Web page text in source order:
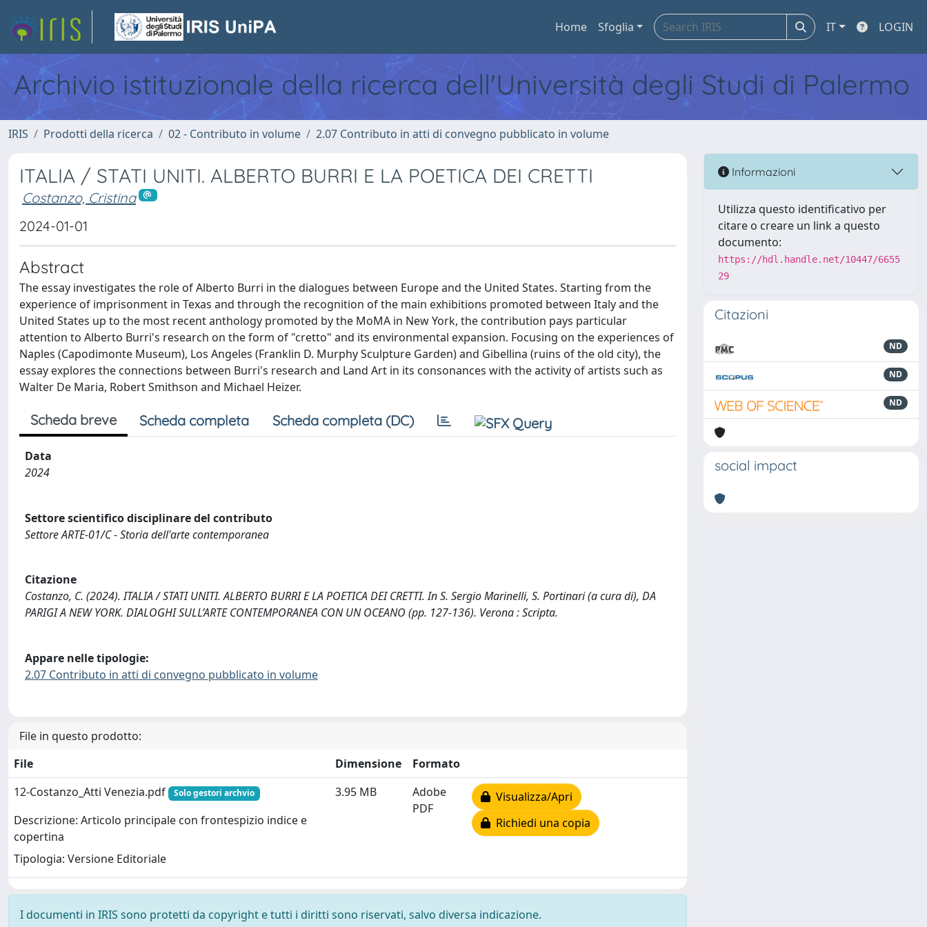
Home Sfoglia IT LOGIN
Archivio istituzionale della ricerca dell'Università degli Studi di Palermo
IRIS Prodotti della ricerca 02 - Contributo in volume 2.07 Contributo in atti di convegno pubblicato in volume
ITALIA / STATI UNITI. ALBERTO BURRI E LA POETICA DEI CRETTI
Costanzo, Cristina
2024-01-01
Abstract
The essay investigates the role of Alberto Burri in the dialogues between Europe and the United States. Starting from the
experience of imprisonment in Texas and through the recognition of the main exhibitions promoted between Italy and the
United States up to the most recent anthology promoted by the MoMA in New York, the contribution pays particular
attention to Alberto Burri's research on the form of "cretto" and its environmental expansion. Focusing on the experiences of
Naples (Capodimonte Museum), Los Angeles (Franklin D. Murphy Sculpture Garden) and Gibellina (ruins of the old city), the
essay explores the connections between Burri's research and Land Art in its consonances with the activity of artists such as
Walter De Maria, Robert Smithson and Michael Heizer.
Scheda breve Scheda completa Scheda completa (DC)
Data
2024
Settore scientifico disciplinare del contributo
Settore ARTE-01/C - Storia dell'arte contemporanea
Citazione
Costanzo, C. (2024). ITALIA / STATI UNITI. ALBERTO BURRI E LA POETICA DEI CRETTI. In S. Sergio Marinelli, S. Portinari (a cura di), DA
PARIGI A NEW YORK. DIALOGHI SULL’ARTE CONTEMPORANEA CON UN OCEANO (pp. 127-136). Verona : Scripta.
Appare nelle tipologie:
2.07 Contributo in atti di convegno pubblicato in volume
File in questo prodotto:
File
Dimensione
Formato
12-Costanzo_Atti Venezia.pdf
Solo gestori archvio
Descrizione: Articolo principale con frontespizio indice e
copertina
Tipologia: Versione Editoriale
3.95 MB
Adobe
PDF
Visualizza/Apri
Richiedi una copia
I documenti in IRIS sono protetti da copyright e tutti i diritti sono riservati, salvo diversa indicazione.
Informazioni
Utilizza questo identificativo per
citare o creare un link a questo
documento:
https://hdl.handle.net/10447/6655
29
Citazioni
ND
ND
ND
social impact